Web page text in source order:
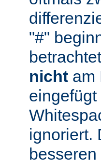
"#"
nicht am
ignoriert.